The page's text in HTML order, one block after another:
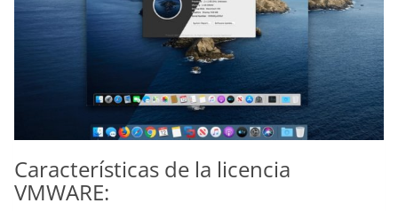
Características de la licencia
VMWARE: